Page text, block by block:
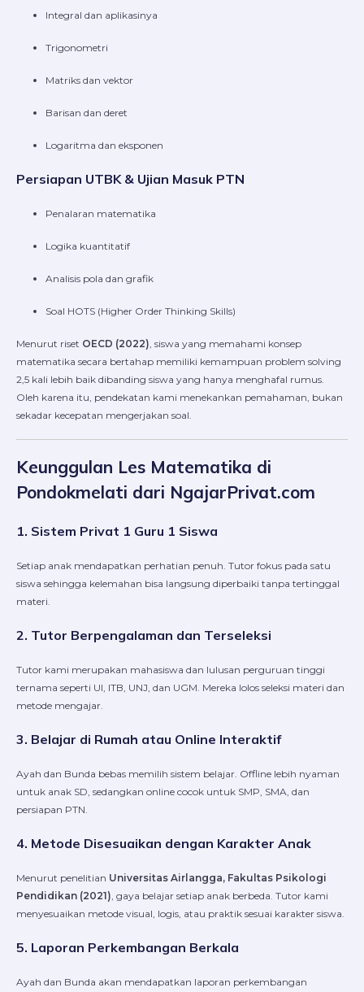
Integral dan aplikasinya
Trigonometri
Matriks dan vektor
Barisan dan deret
Logaritma dan eksponen
Persiapan UTBK & Ujian Masuk PTN
Penalaran matematika
Logika kuantitatif
Analisis pola dan grafik
Soal HOTS (Higher Order Thinking Skills)
Menurut riset OECD (2022) , siswa yang memahami konsep
matematika secara bertahap memiliki kemampuan problem solving
2,5 kali lebih baik dibanding siswa yang hanya menghafal rumus.
Oleh karena itu, pendekatan kami menekankan pemahaman, bukan
sekadar kecepatan mengerjakan soal.
Keunggulan Les Matematika di
Pondokmelati dari NgajarPrivat.com
1. Sistem Privat 1 Guru 1 Siswa
Setiap anak mendapatkan perhatian penuh. Tutor fokus pada satu
siswa sehingga kelemahan bisa langsung diperbaiki tanpa tertinggal
materi.
2. Tutor Berpengalaman dan Terseleksi
Tutor kami merupakan mahasiswa dan lulusan perguruan tinggi
ternama seperti UI, ITB, UNJ, dan UGM. Mereka lolos seleksi materi dan
metode mengajar.
3. Belajar di Rumah atau Online Interaktif
Ayah dan Bunda bebas memilih sistem belajar. Offline lebih nyaman
untuk anak SD, sedangkan online cocok untuk SMP, SMA, dan
persiapan PTN.
4. Metode Disesuaikan dengan Karakter Anak
Menurut penelitian Universitas Airlangga, Fakultas Psikologi
Pendidikan (2021) , gaya belajar setiap anak berbeda. Tutor kami
menyesuaikan metode visual, logis, atau praktik sesuai karakter siswa.
5. Laporan Perkembangan Berkala
Ayah dan Bunda akan mendapatkan laporan perkembangan